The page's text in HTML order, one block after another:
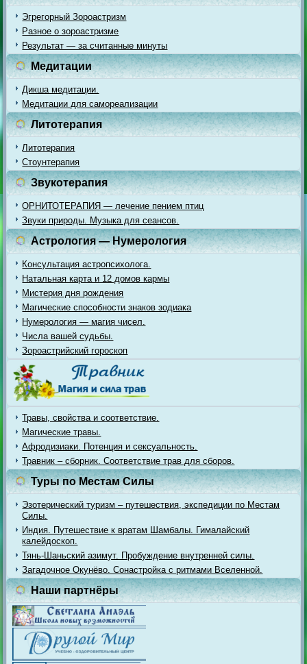
Эгрегорный Зороастризм
Разное о зороастризме
Результат — за считанные минуты
Медитации
Дикша медитации.
Медитации для самореализации
Литотерапия
Литотерапия
Стоунтерапия
Звукотерапия
ОРНИТОТЕРАПИЯ — лечение пением птиц
Звуки природы. Музыка для сеансов.
Астрология — Нумерология
Консультация астропсихолога.
Натальная карта и 12 домов кармы
Мистерия дня рождения
Магические способности знаков зодиака
Нумерология — магия чисел.
Числа вашей судьбы.
Зороастрийский гороскоп
Травы, свойства и соответствие.
Магические травы.
Афродизиаки. Потенция и сексуальность.
Травник – сборник. Соответствие трав для сборов.
Туры по Местам Силы
Эзотерический туризм – путешествия, экспедиции по Местам
Силы.
Индия. Путешествие к вратам Шамбалы. Гималайский
калейдоскоп.
Тянь-Шаньский азимут. Пробуждение внутренней силы.
Загадочное Окунёво. Сонастройка с ритмами Вселенной.
Наши партнёры